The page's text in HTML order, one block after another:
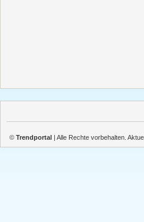
© Trendportal | Alle Rechte vorbehalten.